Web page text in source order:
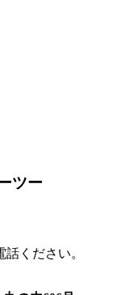
ツー
ください。